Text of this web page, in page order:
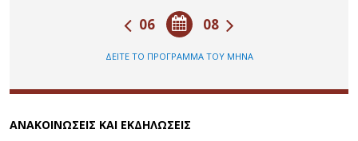
08
06
ΔΕΙΤΕ ΤΟ ΠΡΟΓΡΑΜΜΑ ΤΟΥ ΜΗΝΑ
ΑΝΑΚΟΙΝΩΣΕΙΣ ΚΑΙ ΕΚΔΗΛΩΣΕΙΣ